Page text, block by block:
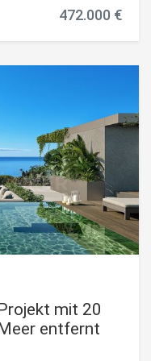
con ascensor,
acondicionado El
Ubicación
club de tenis
servicios. Una
una vivienda
cerca del mar.
472.000 €
mit 20
entfernt